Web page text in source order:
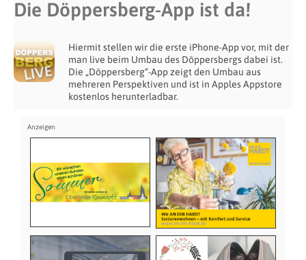
Die Döppersberg-App ist da!
Hiermit stellen wir die erste iPhone-App vor, mit der
man live beim Umbau des Döppersbergs dabei ist.
Die „Döppersberg“-App zeigt den Umbau aus
mehreren Perspektiven und ist in Apples Appstore
kostenlos herunterladbar.